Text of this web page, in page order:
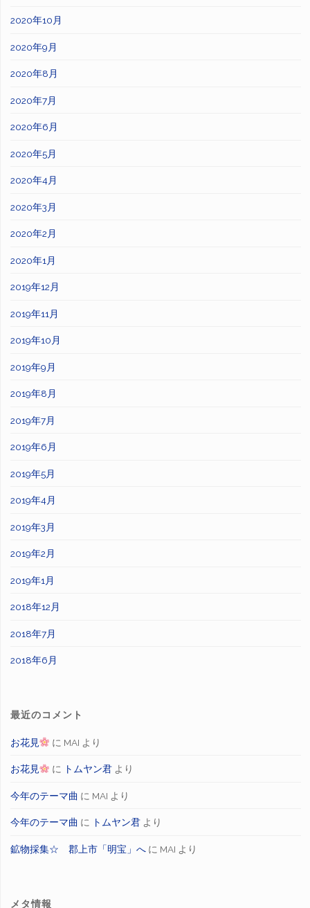
2020年10月
2020年9月
2020年8月
2020年7月
2020年6月
2020年5月
2020年4月
2020年3月
2020年2月
2020年1月
2019年12月
2019年11月
2019年10月
2019年9月
2019年8月
2019年7月
2019年6月
2019年5月
2019年4月
2019年3月
2019年2月
2019年1月
2018年12月
2018年7月
2018年6月
最近のコメント
お花見 に MAI より
お花見 に トムヤン君より
今年のテーマ曲 に MAI より
今年のテーマ曲 に トムヤン君より
鉱物採集☆ 郡上市「明宝」へに MAI より
メタ情報